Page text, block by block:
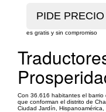
es gratis y sin compromiso
Con 36.616 habitantes el
que conforman el distrito de
Ciudad Jardín, Hispanoamérica,